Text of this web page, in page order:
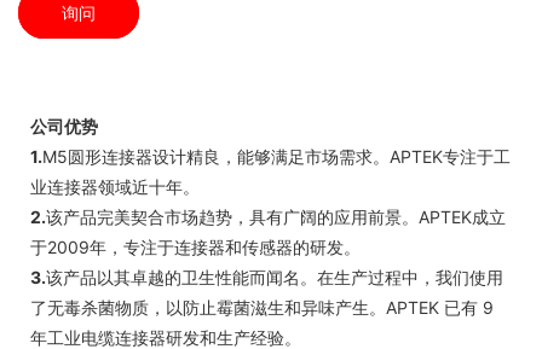
询问
公司优势
1.M5圆形连接器设计精良，能够满足市场需求。APTEK专注于工
业连接器领域近十年。
2.该产品完美契合市场趋势，具有广阔的应用前景。APTEK成立
于2009年，专注于连接器和传感器的研发。
3.该产品以其卓越的卫生性能而闻名。在生产过程中，我们使用
了无毒杀菌物质，以防止霉菌滋生和异味产生。APTEK 已有 9
年工业电缆连接器研发和生产经验。